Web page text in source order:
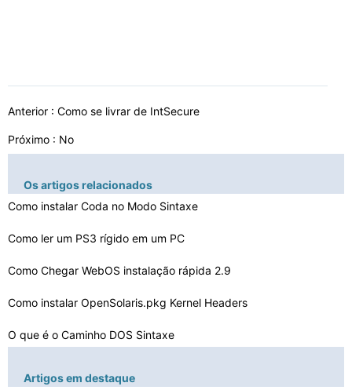
Anterior : Como se livrar de IntSecure
Próximo : No
Os artigos relacionados
Como instalar Coda no Modo Sintaxe
Como ler um PS3 rígido em um PC
Como Chegar WebOS instalação rápida 2.9
Como instalar OpenSolaris.pkg Kernel Headers
O que é o Caminho DOS Sintaxe
Artigos em destaque